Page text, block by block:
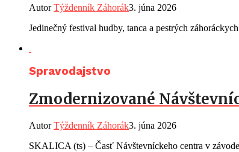
AutorTýždenník Záhorák3. júna 2026
Jedinečný festival hudby, tanca a pestrých
Spravodajstvo
Zmodernizované
AutorTýždenník Záhorák3. júna 2026
SKALICA (ts) – Časť Návštevníckeho centra v